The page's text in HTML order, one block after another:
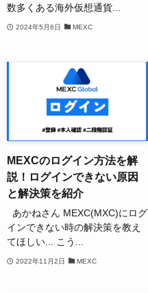
数多くある海外仮想通貨...
2024年5月6日 MEXC
MEXCのログイン方法を解
説！ログインできない原因
と解決策を紹介
あかねさん MEXC(MXC)にログ
インできない時の解決策を教え
てほしい... こう...
2022年11月2日 MEXC